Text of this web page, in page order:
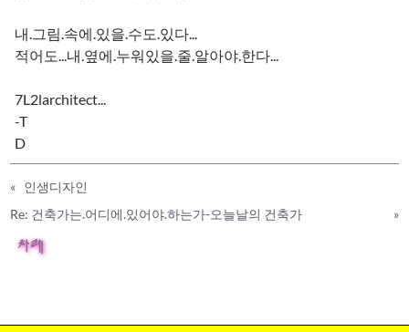
내.그림.속에.있을.수도.있다...
적어도...내.옆에.누워있을.줄.알아야.한다...
7L2larchitect...
-T
D
« 인생디자인
Re: 건축가는.어디에.있어야.하는가-오늘날의 건축가
»
차례